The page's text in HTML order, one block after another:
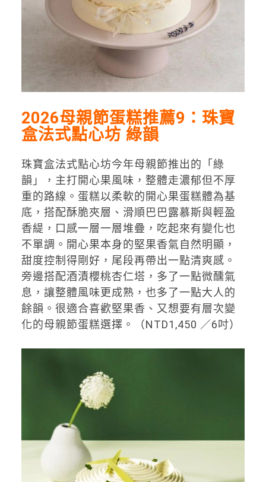
2026母親節蛋糕推薦9：珠寶
盒法式點心坊 綠韻
珠寶盒法式點心坊今年母親節推出的「綠
韻」，主打開心果風味，整體走濃郁但不厚
重的路線。蛋糕以柔軟的開心果蛋糕體為基
底，搭配酥脆夾層、滑順巴巴露慕斯與輕盈
香緹，口感一層一層堆疊，吃起來有變化也
不單調。開心果本身的堅果香氣自然明顯，
甜度控制得剛好，尾段再帶出一點清爽感。
旁邊搭配酒漬櫻桃杏仁塔，多了一點微醺氣
息，讓整體風味更成熟，也多了一點大人的
餘韻。很適合喜歡堅果香、又想要有層次變
化的母親節蛋糕選擇。（NTD1,450 ／6吋）